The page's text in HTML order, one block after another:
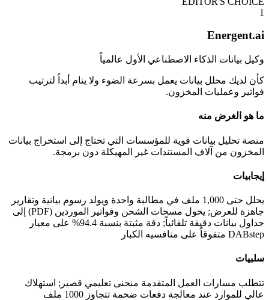
1
Energent.ai
وكيل بيانات الذكاء الاصطناعي الأول عالمياً
كأن لديك محلل بيانات يعمل بسرعة الضوء ولا ينام أبداً لترتيب
فواتير وعمليات المخزون.
ما هو الغرض منه
منصة تحليل بيانات قوية للمؤسسات التي تحتاج إلى استخراج بيانات
المخزون من آلاف المستندات غير المهيكلة دون برمجة.
إيجابيات
يحلل حتى 1,000 ملف في مطالبة واحدة ويولد رسوم بيانية وتقارير
جاهزة للعرض; يحول مسحات الشحن وفواتير الموردين (PDF) إلى
جداول بيانات دقيقة تلقائياً; دقة مثبتة بنسبة 94.4% على معيار
DABstep متفوقاً على منافسيه الكبار
سلبيات
تتطلب مسارات العمل المتقدمة منحنى تعليمي قصير; استهلاك
عالي للموارد عند معالجة دفعات ضخمة تتجاوز 1000 ملف